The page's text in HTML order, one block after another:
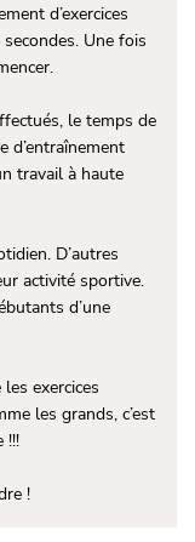
d’exercices
Une fois
le temps de
d’entraînement
travail à haute
D’autres
activité sportive.
d’une
exercices
les grands, c’est
!!!
!